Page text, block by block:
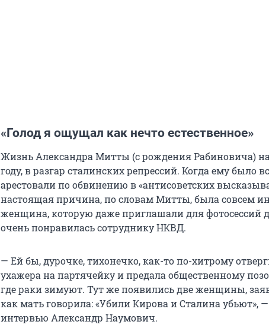
«Голод я ощущал как нечто естественное»
Жизнь Александра Митты (с рождения Рабиновича)
году, в разгар сталинских репрессий. Когда ему было
арестовали по обвинению в «антисоветских
настоящая причина, по словам Митты, была совсем
женщина, которую даже приглашали для фотосессий
очень понравилась сотруднику НКВД.
— Ей бы, дурочке, тихонечко, как-то по-хитрому
ухажера на партячейку и предала общественному
где раки зимуют. Тут же появились две женщины,
как мать говорила: «Убили Кирова и Сталина убьют»,
интервью Александр Наумович.